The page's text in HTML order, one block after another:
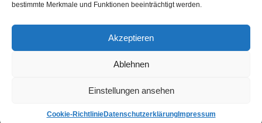
bestimmte Merkmale und Funktionen beeinträchtigt werden.
Akzeptieren
Ablehnen
Einstellungen ansehen
Cookie-RichtlinieDatenschutzerklärungImpressum
Noah Fitz Nora Amelie René Junge
Subina Giuletti